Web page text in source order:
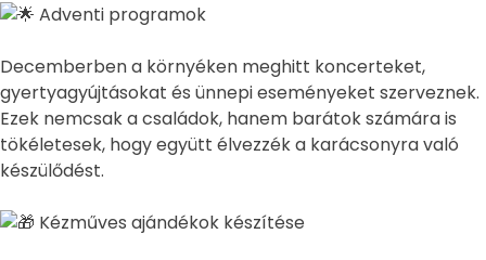
Adventi programok
Decemberben a környéken meghitt koncerteket,
gyertyagyújtásokat és ünnepi eseményeket szerveznek.
Ezek nemcsak a családok, hanem barátok számára is
tökéletesek, hogy együtt élvezzék a karácsonyra való
készülődést.
Kézműves ajándékok készítése